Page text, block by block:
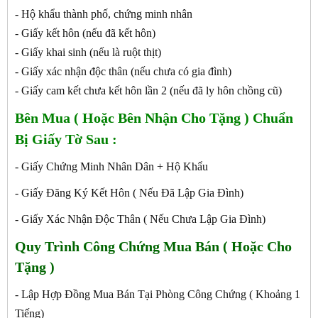
- Hộ khẩu thành phố, chứng minh nhân
- Giấy kết hôn (nếu đã kết hôn)
- Giấy khai sinh (nếu là ruột thịt)
- Giấy xác nhận độc thân (nếu chưa có gia đình)
- Giấy cam kết chưa kết hôn lần 2 (nếu đã ly hôn chồng cũ)
Bên Mua ( Hoặc Bên Nhận Cho Tặng ) Chuẩn
Bị Giấy Tờ Sau :
- Giấy Chứng Minh Nhân Dân + Hộ Khẩu
- Giấy Đăng Ký Kết Hôn ( Nếu Đã Lập Gia Đình)
- Giấy Xác Nhận Độc Thân ( Nếu Chưa Lập Gia Đình)
Quy Trình Công Chứng Mua Bán ( Hoặc Cho
Tặng )
- Lập Hợp Đồng Mua Bán Tại Phòng Công Chứng ( Khoảng 1
Tiếng)